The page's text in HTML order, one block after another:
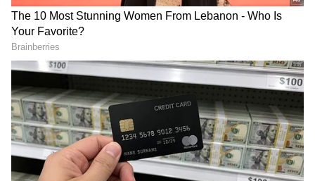
2
6
Image Credit : Getty
అఫ్ఘాన్ సవాల్‌తో హోమ్ సీజన్ స్టార్ట్.. ఇంగ్లాండ్, లంక